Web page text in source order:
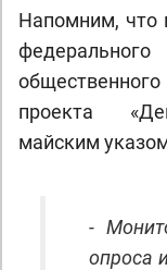
Напомним, что
проекта
майским
-
опроса